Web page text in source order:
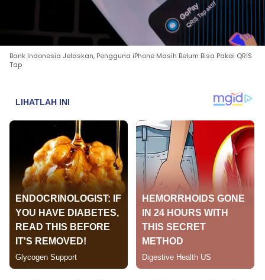
Bank Indonesia Jelaskan, Pengguna iPhone Masih Belum Bisa Pakai QRIS
Tap